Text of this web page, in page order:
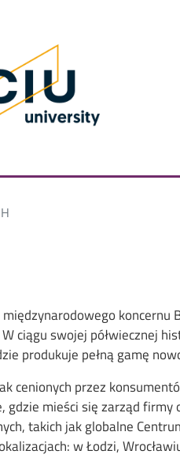
koncernu
ciągu swojej półwiecznej
produkuje pełną gamę
cenionych przez
mieści się zarząd
takich jak globalne
w Łodzi,